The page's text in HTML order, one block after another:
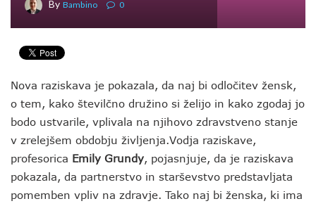
By Bambino 0
Nova raziskava je pokazala, da naj bi odločitev žensk,
o tem, kako številčno družino si želijo in kako zgodaj jo
bodo ustvarile, vplivala na njihovo zdravstveno stanje
v zrelejšem obdobju življenja.Vodja raziskave,
profesorica Emily Grundy, pojasnjuje, da je raziskava
pokazala, da partnerstvo in starševstvo predstavljata
pomemben vpliv na zdravje. Tako naj bi ženska, ki ima